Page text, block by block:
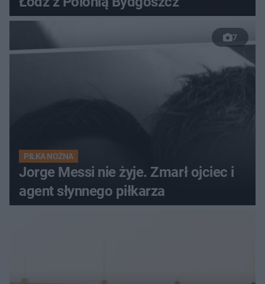
7
PIŁKA NOŻNA
Jorge Messi nie żyje. Zmarł ojciec i
agent słynnego piłkarza